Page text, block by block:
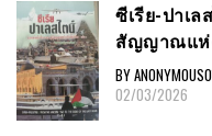
ซีเรีย​-ปาเ
สัญญาณ​แห่
BY
02/03/2026